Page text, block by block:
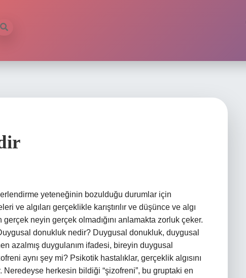
yeteneğinin bozulduğu durumlar için
ve algıları gerçeklikle karıştırılır ve düşünce ve algı
neyin gerçek olmadığını anlamakta zorluk çeker.
donukluk nedir? Duygusal donukluk, duygusal
azalmış duygulanım ifadesi, bireyin duygusal
aynı şey mi? Psikotik hastalıklar, gerçeklik algısını
Neredeyse herkesin bildiği “şizofreni”, bu gruptaki en